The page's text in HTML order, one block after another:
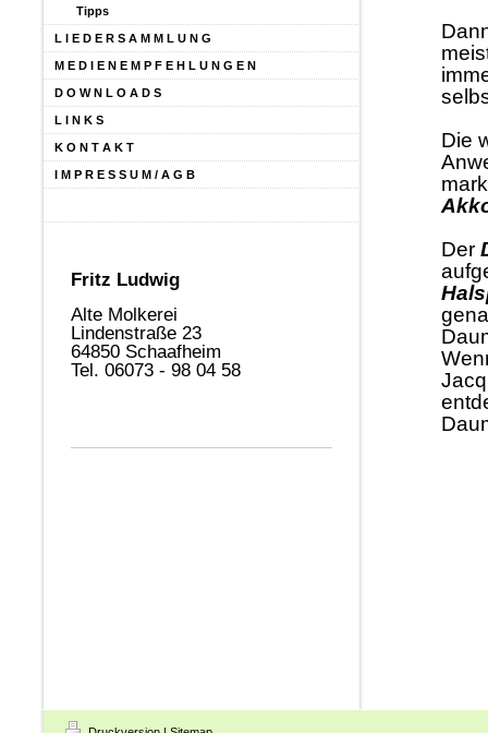
Die
Der
Tipps
L I E D E R S A M M L U N G
M E D I E N E M P F E H L U N G E N
D O W N L O A D S
L I N K S
K O N T A K T
I M P R E S S U M / A G B
Fritz Ludwig
Alte Molkerei
Lindenstraße 23
64850 Schaafheim
Tel. 06073 - 98 04 58